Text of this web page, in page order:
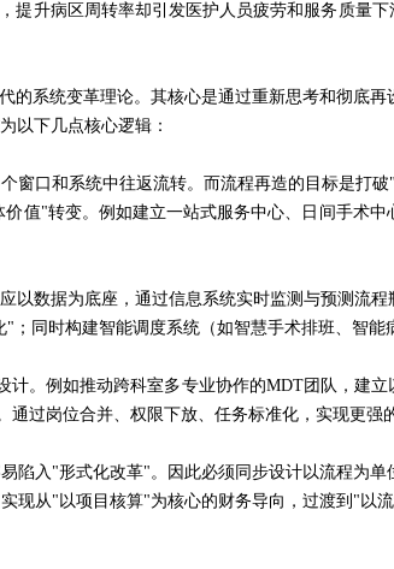
提升病区周转率却引发医护人员疲劳和服务质量
的系统变革理论。其核心是通过重新思考和彻底
以下几点核心逻辑：
窗口和系统中往返流转。而流程再造的目标是打
值"转变。例如建立一站式服务中心、日间手术
以数据为底座，通过信息系统实时监测与预测流
同时构建智能调度系统（如智慧手术排班、智能
。例如推动跨科室多专业协作的MDT团队，建
过岗位合并、权限下放、任务标准化，实现更强
陷入"形式化改革"。因此必须同步设计以流程为
现从"以项目核算"为核心的财务导向，过渡到"以